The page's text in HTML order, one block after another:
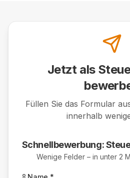
Jetzt als
Füllen Sie das Formular
innerhalb
Schnellbewerbung:
Wenige Felder – in unter 2